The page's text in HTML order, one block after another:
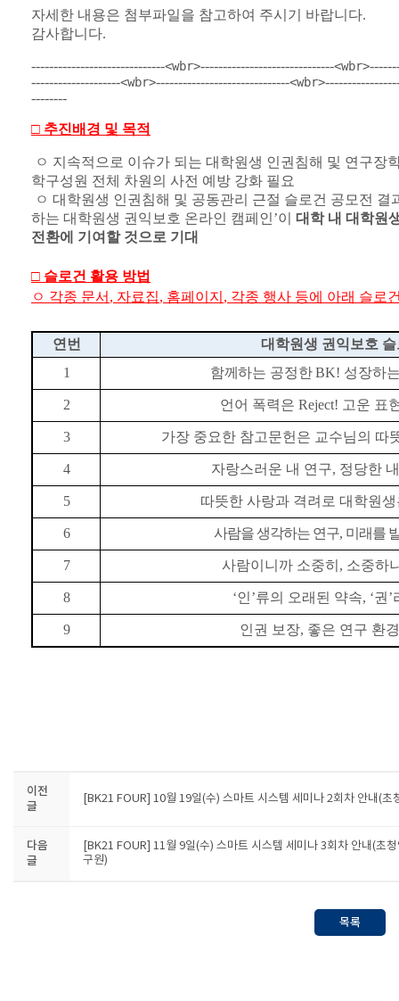
자세한 내용은 첨부파일을 참고하여 주시기 바랍니다.
감사합니다.
------------------------------<wbr>------------------------------<wbr>
--------------------<wbr>------------------------------<wbr>
--------
□ 추진배경 및 목적
ㅇ 지속적으로 이슈가 되는 대학원생 인권침해 및 연구장
학구성원 전체 차원의 사전 예방 강화 필요
ㅇ 대학원생 인권침해 및 공동관리 근절 슬로건 공모전 결
하는 대학원생 권익보호 온라인 캠페인’이
대학 내 대학원
전환에 기여할 것으로 기대
□ 슬로건 활용 방법
ㅇ 각종 문서 , 자료집, 홈페이지 , 각종 행사 등에 아래 슬로
연번
대학원생 권익보호 슬
1
함께하는 공정한BK! 성장하
2 언어 폭력은 Reject! 고운 표
3 가장 중요한 참고문헌은 교수님의 따
4 자랑스러운 내 연구, 정당한
5 따뜻한 사랑과 격려로 대학원
6 사람을 생각하는 연구, 미래를
7 사람이니까 소중히 , 소중하
8 ‘인 ’류의 오래된 약속, ‘권 ’
9 인권 보장, 좋은 연구 환
이전
글
[BK21 FOUR] 10월 19일(수) 스마트 시스템 세미나 2회차 안내(초
다음
글
[BK21 FOUR] 11월 9일(수) 스마트 시스템 세미나 3회차 안내(초
구원)
목록